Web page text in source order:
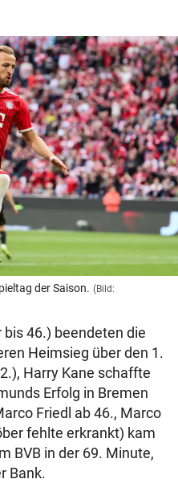
der Saison. (Bild:
46.) beendeten die
Heimsieg über den 1.
Harry Kane schaffte
Erfolg in Bremen
Friedl ab 46., Marco
fehlte erkrankt) kam
BVB in der 69. Minute,
Bank.